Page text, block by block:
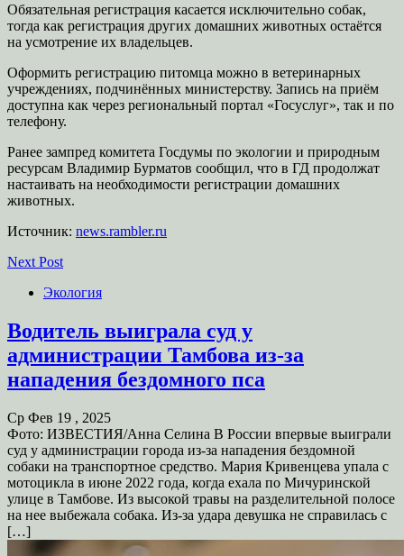
Обязательная регистрация касается исключительно собак,
тогда как регистрация других домашних животных остаётся
на усмотрение их владельцев.
Оформить регистрацию питомца можно в ветеринарных
учреждениях, подчинённых министерству. Запись на приём
доступна как через региональный портал «Госуслуг», так и по
телефону.
Ранее зампред комитета Госдумы по экологии и природным
ресурсам Владимир Бурматов сообщил, что в ГД продолжат
настаивать на необходимости регистрации домашних
животных.
Источник: news.rambler.ru
Next Post
Экология
Водитель выиграла суд у
администрации Тамбова из-за
нападения бездомного пса
Ср Фев 19 , 2025
Фото: ИЗВЕСТИЯ/Анна Селина В России впервые выиграли
суд у администрации города из-за нападения бездомной
собаки на транспортное средство. Мария Кривенцева упала с
мотоцикла в июне 2022 года, когда ехала по Мичуринской
улице в Тамбове. Из высокой травы на разделительной полосе
на нее выбежала собака. Из-за удара девушка не справилась с
[…]